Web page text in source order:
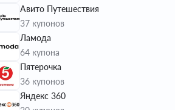
Авито Путешествия
37 купонов
Ламода
64 купона
Пятерочка
36 купонов
Яндекс 360